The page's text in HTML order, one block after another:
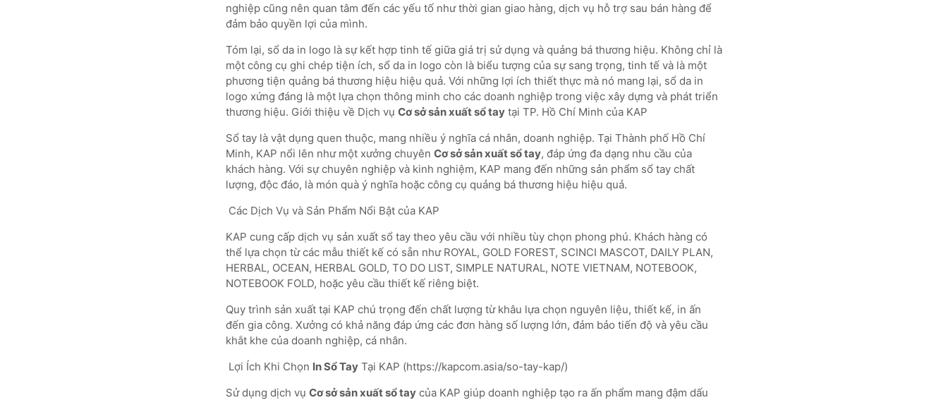
nghiệp cũng nên quan tâm đến các yếu tố như thời gian giao hàng, dịch vụ hỗ trợ sau bán hàng để
đảm bảo quyền lợi của mình.
Tóm lại, sổ da in logo là sự kết hợp tinh tế giữa giá trị sử dụng và quảng bá thương hiệu. Không chỉ là
một công cụ ghi chép tiện ích, sổ da in logo còn là biểu tượng của sự sang trọng, tinh tế và là một
phương tiện quảng bá thương hiệu hiệu quả. Với những lợi ích thiết thực mà nó mang lại, sổ da in
logo xứng đáng là một lựa chọn thông minh cho các doanh nghiệp trong việc xây dựng và phát triển
thương hiệu. Giới thiệu về Dịch vụ Cơ sở sản xuất sổ taytại TP. Hồ Chí Minh của KAP
Sổ tay là vật dụng quen thuộc, mang nhiều ý nghĩa cá nhân, doanh nghiệp. Tại Thành phố Hồ Chí
Minh, KAP nổi lên như một xưởng chuyên Cơ sở sản xuất sổ tay, đáp ứng đa dạng nhu cầu của
khách hàng. Với sự chuyên nghiệp và kinh nghiệm, KAP mang đến những sản phẩm sổ tay chất
lượng, độc đáo, là món quà ý nghĩa hoặc công cụ quảng bá thương hiệu hiệu quả.
Các Dịch Vụ và Sản Phẩm Nổi Bật của KAP
KAP cung cấp dịch vụ sản xuất sổ tay theo yêu cầu với nhiều tùy chọn phong phú. Khách hàng có
thể lựa chọn từ các mẫu thiết kế có sẵn như ROYAL, GOLD FOREST, SCINCI MASCOT, DAILY PLAN,
HERBAL, OCEAN, HERBAL GOLD, TO DO LIST, SIMPLE NATURAL, NOTE VIETNAM, NOTEBOOK,
NOTEBOOK FOLD, hoặc yêu cầu thiết kế riêng biệt.
Quy trình sản xuất tại KAP chú trọng đến chất lượng từ khâu lựa chọn nguyên liệu, thiết kế, in ấn
đến gia công. Xưởng có khả năng đáp ứng các đơn hàng số lượng lớn, đảm bảo tiến độ và yêu cầu
khắt khe của doanh nghiệp, cá nhân.
Lợi Ích Khi Chọn In Sổ TayTại KAP (https://kapcom.asia/so-tay-kap/)
Sử dụng dịch vụ Cơ sở sản xuất sổ taycủa KAP giúp doanh nghiệp tạo ra ấn phẩm mang đậm dấu